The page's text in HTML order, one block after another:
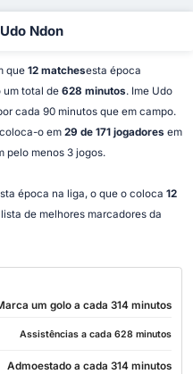
Ndon
que 12 matchesesta época
um total de 628 minutos. Ime Udo
cada 90 minutos que em campo.
o em 29 de 171 jogadores em
pelo menos 3 jogos.
época na liga, o que o coloca 12
de melhores marcadores da
um golo a cada 314 minutos
Assistências a cada 628 minutos
Admoestado a cada 314 minutos